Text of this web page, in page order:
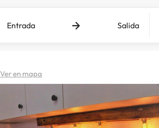
Entrada Salida
Ver en mapa